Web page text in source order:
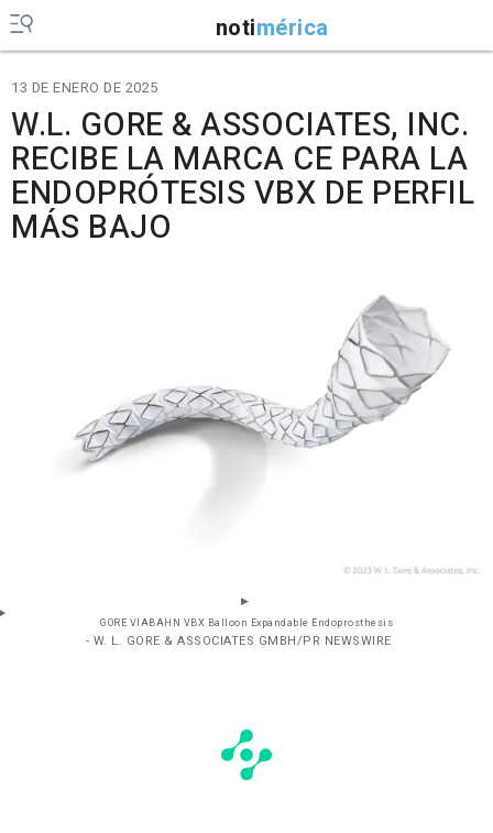
notimérica
13 DE ENERO DE 2025
W.L. GORE & ASSOCIATES, INC.
RECIBE LA MARCA CE PARA LA
ENDOPRÓTESIS VBX DE PERFIL
MÁS BAJO
GORE VIABAHN VBX Balloon Expandable Endoprosthesis
- W. L. GORE & ASSOCIATES GMBH/PR NEWSWIRE